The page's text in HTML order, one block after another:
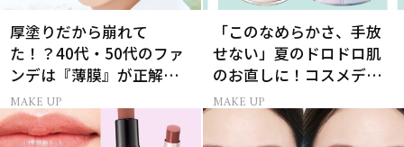
厚塗りだから崩れて
た！？40代・50代のファ
ンデは『薄膜』が正解で
した
MAKE UP
「このなめらかさ、手放
せない」夏のドロドロ肌
のお直しに！コスメデコ
ルテのパウダーが想像以
上に優秀
MAKE UP